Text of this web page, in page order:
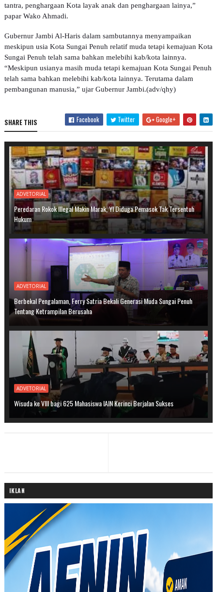
tantra, penghargaan Kota layak anak dan penghargaan lainya,”
papar Wako Ahmadi.
Gubernur Jambi Al-Haris dalam sambutannya menyampaikan
meskipun usia Kota Sungai Penuh relatif muda tetapi kemajuan Kota
Sungai Penuh telah sama bahkan melebihi kab/kota lainnya.
“Meskipun usianya masih muda tetapi kemajuan Kota Sungai Penuh
telah sama bahkan melebihi kab/kota lainnya. Terutama dalam
pembangunan manusia,” ujar Gubernur Jambi.(adv/qhy)
SHARE THIS Facebook Twitter Google+
ADVETORIAL
Peredaran Rokok Illegal Makin Marak, YI Diduga Pemasok Tak Tersentuh
Hukum
ADVETORIAL
Berbekal Pengalaman, Ferry Satria Bekali Generasi Muda Sungai Penuh
Tentang Ketrampilan Berusaha
ADVETORIAL
Wisuda ke VIII bagi 625 Mahasiswa IAIN Kerinci Berjalan Sukses
IKLAN